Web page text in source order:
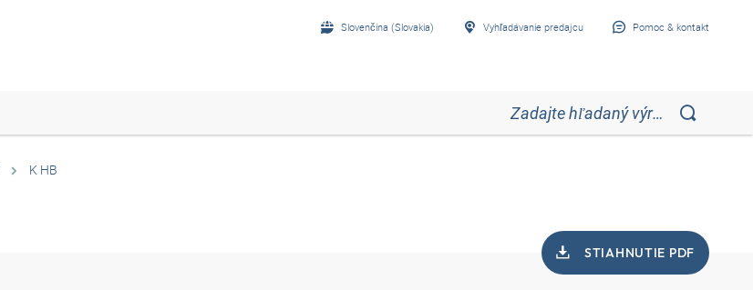
Slovenčina (Slovakia) Vyhľadávanie predajcu Pomoc & kontakt
K HB
STIAHNUTIE PDF